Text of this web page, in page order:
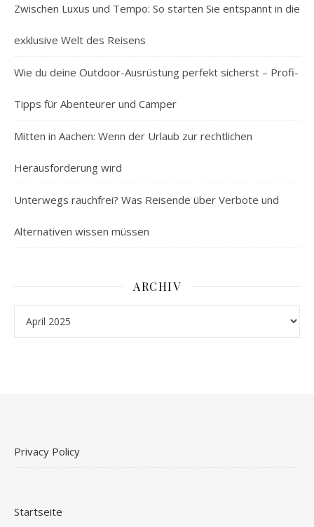
Zwischen Luxus und Tempo: So starten Sie entspannt in die
exklusive Welt des Reisens
Wie du deine Outdoor-Ausrüstung perfekt sicherst – Profi-
Tipps für Abenteurer und Camper
Mitten in Aachen: Wenn der Urlaub zur rechtlichen
Herausforderung wird
Unterwegs rauchfrei? Was Reisende über Verbote und
Alternativen wissen müssen
ARCHIV
Privacy Policy
Startseite